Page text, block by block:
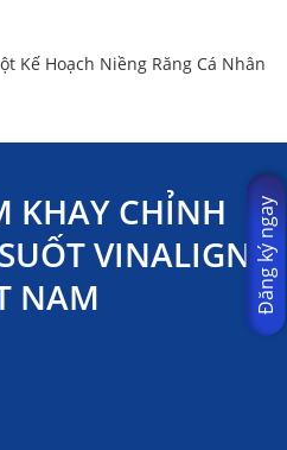
Kế Hoạch Niềng Răng Cá Nhân
KHAY CHỈNH
VINALIGN
NAM
Đăng ký ngay